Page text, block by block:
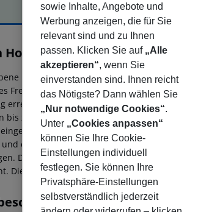
Hotelbeschreibung
Hotel Almenar
4
Hotel befindet sich gegenüber dem
Freizeitzentrums Heron City sowie des
erreichbar. Das voll klimatisierte Hotel bietet
bis zu 150 Personen. Kostenfreie Parkplätze
schallisolierten Zimmer
einen Balkon. Alle Zimmer sind gut
Der nächste Golfplatz ist 5 km entfernt,
Die Gäste können jeden Morgen ein
sowie Inhalte, Angebote und
Werbung anzeigen, die für Sie
relevant sind und zu Ihnen
passen. Klicken Sie auf „Alle
akzeptieren“, wenn Sie
einverstanden sind. Ihnen reicht
das Nötigste? Dann wählen Sie
„Nur notwendige Cookies“.
Unter „Cookies anpassen“
können Sie Ihre Cookie-
Einstellungen individuell
festlegen. Sie können Ihre
Privatsphäre-Einstellungen
selbstverständlich jederzeit